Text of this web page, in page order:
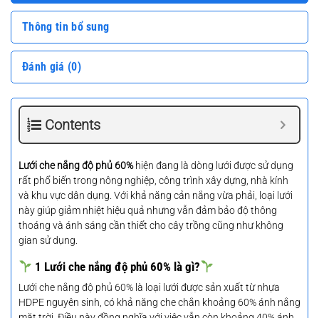
Thông tin bổ sung
Đánh giá (0)
Contents
Lưới che nắng độ phủ 60%hiện đang là dòng lưới được sử dụng
rất phổ biến trong nông nghiệp, công trình xây dựng, nhà kính
và khu vực dân dụng. Với khả năng cản nắng vừa phải, loại lưới
này giúp giảm nhiệt hiệu quả nhưng vẫn đảm bảo độ thông
thoáng và ánh sáng cần thiết cho cây trồng cũng như không
gian sử dụng.
1 Lưới che nắng độ phủ 60% là gì?
Lưới che nắng độ phủ 60% là loại lưới được sản xuất từ nhựa
HDPE nguyên sinh, có khả năng che chắn khoảng 60% ánh nắng